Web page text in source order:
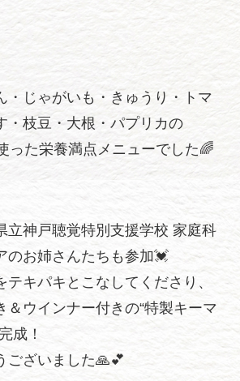
・じゃがいも・きゅうり・トマ
・枝豆・大根・パプリカの
った栄養満点メニューでした🌈
立神戸聴覚特別支援学校 家庭科
のお姉さんたちも参加💓
テキパキとこなしてくださり、
＆ウインナー付きの“特製キーマ
成！
ございました🙏💕